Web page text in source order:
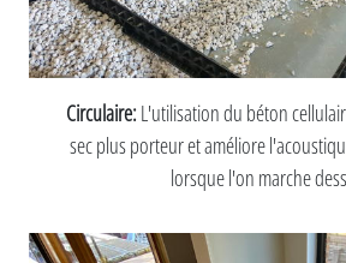
Circulaire:L'utilisation du béton
sec plus porteur et améliore
lorsque l'on marche